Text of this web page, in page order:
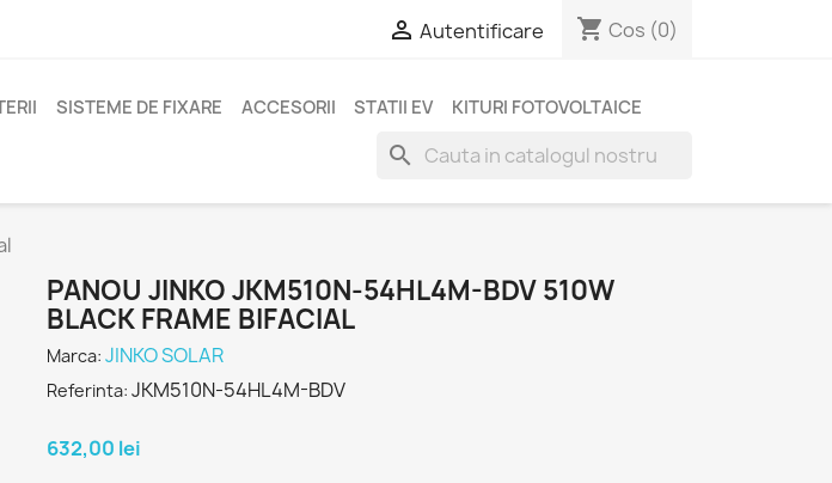
 Autentificare shopping_cart Cos (0)
SISTEME DE FIXARE ACCESORII STATII EV KITURI FOTOVOLTAICE
search
PANOU JINKO JKM510N-54HL4M-BDV 510W
BLACK FRAME BIFACIAL
Marca: JINKO SOLAR
Referinta: JKM510N-54HL4M-BDV
632,00 lei